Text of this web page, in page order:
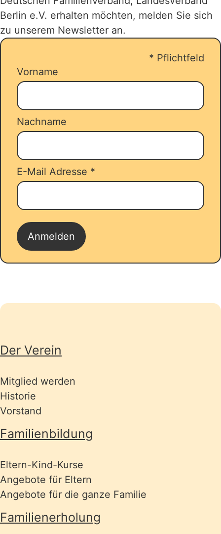
Bis zu 14 Übernachtungen, in einer
gemeinnützigen Ferienwohnungen,
einem Ferienhaus oder Familienzimmer
reservieren/buchen Ihren Urlaub und
stellen parallel dazu ihren Antrag über
unseren
Berlin e.V. erhalten möchten, melden Sie sich
zu unserem Newsletter an.
* Pflichtfeld
Vorname
Nachname
E-Mail Adresse *
Seitenübersicht
Der Verein
Mitglied werden
Historie
Vorstand
Familienbildung
Eltern-Kind-Kurse
Angebote für Eltern
Angebote für die ganze Familie
Familienerholung